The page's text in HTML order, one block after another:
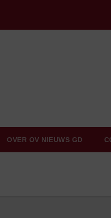
OVER OV NIEUWS GD